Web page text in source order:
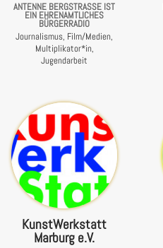
ANTENNE BERGSTRASSE IST E
IN EHRENAMTLICHES B
ÜRGERRADIO
Journalismus, Film/Medien,
Multiplikator*in,
Jugendarbeit
KunstWerkstatt
Marburg e.V.